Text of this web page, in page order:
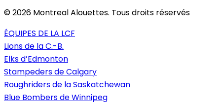
© 2026 Montreal Alouettes. Tous droits réservés
ÉQUIPES DE LA LCF
Lions de la C.-B.
Elks d’Edmonton
Stampeders de Calgary
Roughriders de la Saskatchewan
Blue Bombers de Winnipeg